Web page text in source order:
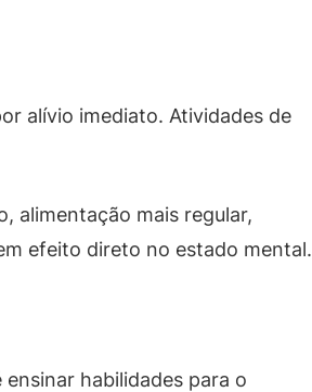
alívio imediato. Atividades de
alimentação mais regular,
efeito direto no estado mental.
ensinar habilidades para o